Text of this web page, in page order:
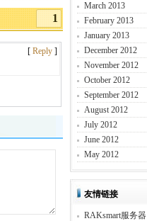
1
[ Reply ]
March 2013
February 2013
January 2013
December 2012
November 2012
October 2012
September 2012
August 2012
July 2012
June 2012
May 2012
友情链接
RAKsmart服务器